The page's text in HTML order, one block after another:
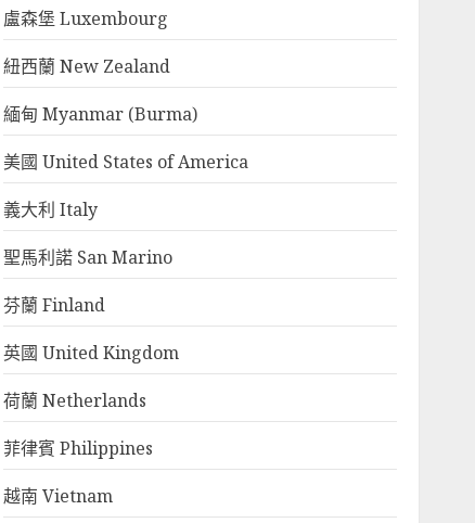
盧森堡 Luxembourg
紐西蘭 New Zealand
緬甸 Myanmar (Burma)
美國 United States of America
義大利 Italy
聖馬利諾 San Marino
芬蘭 Finland
英國 United Kingdom
荷蘭 Netherlands
菲律賓 Philippines
越南 Vietnam